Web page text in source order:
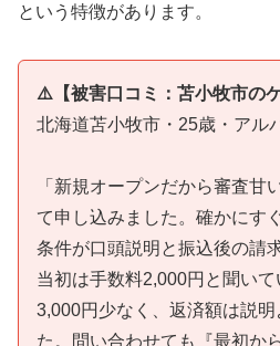
という特徴があります。
⚠️【被害口コミ：苫小牧市の
北海道苫小牧市・25歳・アル
「新規オープンだから審査甘
て申し込みました。確かにす
条件が口頭説明と振込後の請
当初は手数料2,000円と聞い
3,000円少なく、返済額は説
た。問い合わせても『最初か